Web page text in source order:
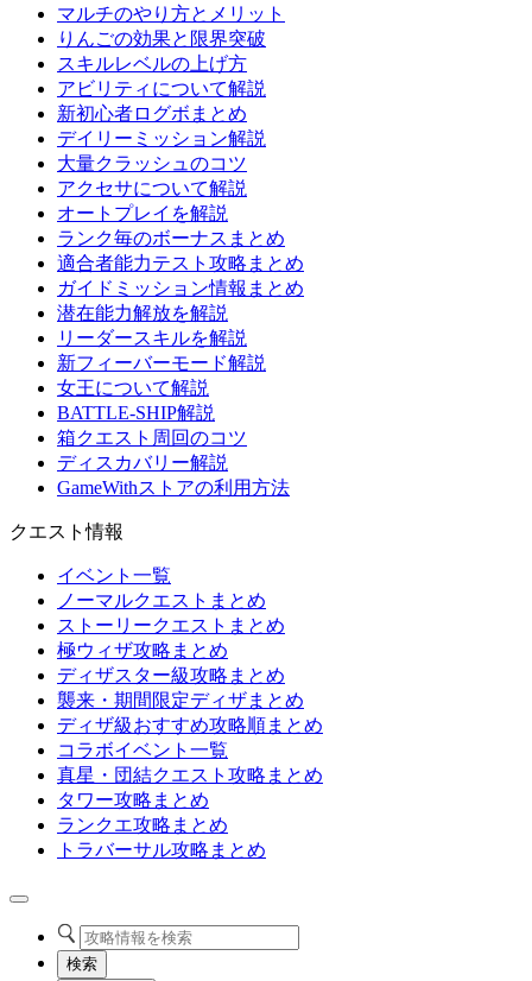
マルチのやり方とメリット
りんごの効果と限界突破
スキルレベルの上げ方
アビリティについて解説
新初心者ログボまとめ
デイリーミッション解説
大量クラッシュのコツ
アクセサについて解説
オートプレイを解説
ランク毎のボーナスまとめ
適合者能力テスト攻略まとめ
ガイドミッション情報まとめ
潜在能力解放を解説
リーダースキルを解説
新フィーバーモード解説
女王について解説
BATTLE-SHIP解説
箱クエスト周回のコツ
ディスカバリー解説
GameWithストアの利用方法
クエスト情報
イベント一覧
ノーマルクエストまとめ
ストーリークエストまとめ
極ウィザ攻略まとめ
ディザスター級攻略まとめ
襲来・期間限定ディザまとめ
ディザ級おすすめ攻略順まとめ
コラボイベント一覧
真星・団結クエスト攻略まとめ
タワー攻略まとめ
ランクエ攻略まとめ
トラバーサル攻略まとめ
検索